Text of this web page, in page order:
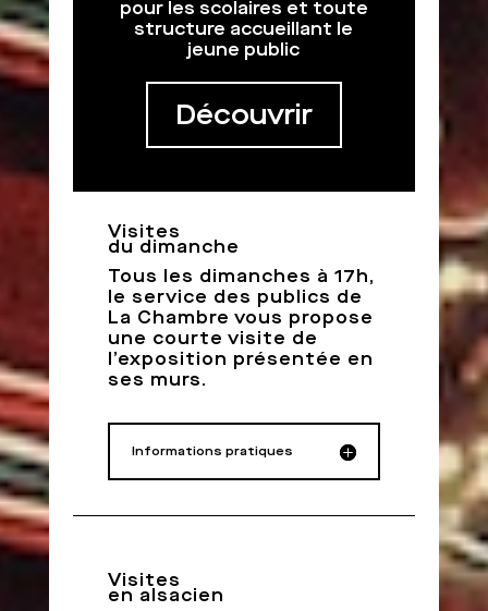
pour les scolaires et toute
structure accueillant le
jeune public
Découvrir
Visites
du dimanche
Tous les dimanches à 17h,
le service des publics de
La Chambre vous propose
une courte visite de
l’exposition présentée en
ses murs.
Informations pratiques
Visites
en alsacien